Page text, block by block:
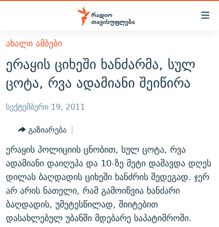
Accessibility
მთავარ
შინაარსზე
დაბრუნება
მთავარ
დაბრუნება
ძიებაზე
დაბრუნება
ᲐᲮᲐᲚᲘ ᲐᲛᲑᲔᲑᲘ
ᲗᲔᲛᲔᲑᲘ
ᲞᲝᲚᲘᲢᲘᲙᲐ
ᲔᲙᲝᲜᲝᲛᲘᲙᲐ
ᲡᲐᲖᲝᲒᲐᲓᲝᲔᲑᲐ
ᲡᲞᲝᲠᲢᲘ
ᲕᲘᲓᲔᲝ
ᲑᲚᲝᲒᲔᲑᲘ
ᲞᲝᲓᲙᲐᲡᲢᲔᲑᲘ
ᲜᲘᲙᲝᲡ ᲞᲝᲓᲙᲐᲡᲢᲘ
60 ᲓᲔᲪᲘᲑᲔᲚᲘ
ᲒᲐᲜᲙᲘᲗᲮᲕᲘᲡ ᲓᲦᲔ
ᲓᲘᲚᲘᲡ ᲡᲐᲣᲑᲠᲔᲑᲘ
ᲗᲐᲕᲘᲡᲣᲤᲚᲔᲑᲘᲡ ᲛᲝᲜᲘᲢᲝᲠᲘ
ᲤᲔᲜᲝᲕᲐᲜᲘ - 2.10
ᲗᲥᲕᲔᲜᲘ ᲞᲣᲑᲚᲘᲙᲐᲪᲘᲔᲑᲘ
ᲞᲠᲝᲔᲥᲢᲔᲑᲘ
ᲣᲙᲠᲐᲘᲜᲐᲨᲘ ᲓᲐᲦᲣᲞᲣᲚᲘ ᲥᲐᲠᲗᲕᲔᲚᲘ ᲛᲔᲑᲠᲫᲝᲚᲔᲑᲘ - 2022
ᲓᲐᲛᲝᲣᲙᲘᲓᲔᲑᲚᲝᲑᲘᲡ 100 ᲬᲔᲚᲘ
ЭХО КАВКАЗА
ᲐᲮᲐᲚᲘ ᲐᲛᲑᲔᲑᲘ
ერაყის ციხეში ხანძარმა, სულ
ცოტა, რვა ადამიანი შეიწირა
სექტემბერი 19, 2011
გაზიარება
ერაყის პოლიციის ცნობით, სულ ცოტა, რვა
ადამიანი დაიღუპა და 10-ზე მეტი დაშავდა დღეს
დილას ბაღდადის ციხეში ხანძრის შედეგად. ჯერ
არ არის ნათელი, რამ გამოიწვია ხანძარი
ბაღდადის, უმეტესწილად, შიიტებით
დასახლებულ უბანში მდებარე საპატიმროში.